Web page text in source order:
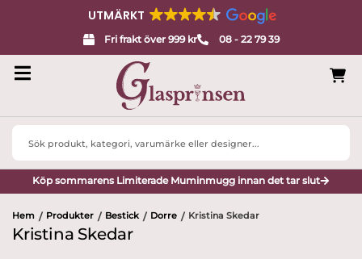
UTMÄRKT
Fri frakt över 999 kr 08 - 22 79 39
Search
Köp sommarens Limiterade Muminmugg innan det tar slut
Hem / Produkter / Bestick / Dorre / Kristina Skedar
Kristina Skedar